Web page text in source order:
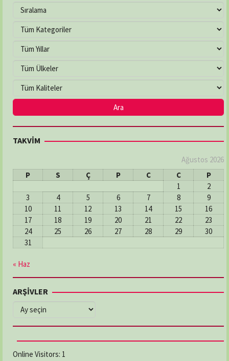
TAKVİM
Ağustos 2026
P
S Ç P C C
P
1
2
3
4 5 6 7 8
9
10
11 12 13 14 15
16
17
18 19 20 21 22
23
24
25 26 27 28 29
30
31
« Haz
ARŞİVLER
ARŞİVLER
Online Visitors: 1